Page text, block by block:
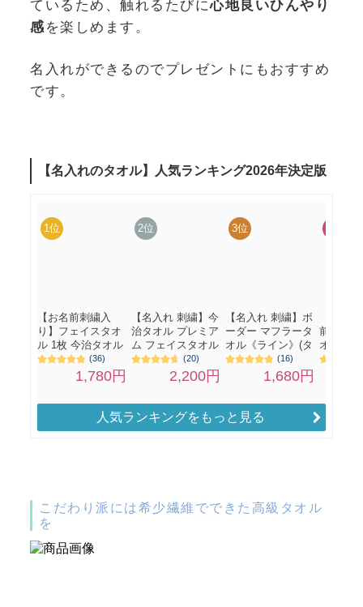
ているため、触れるたびに心地良いひんやり
感 を楽しめます。
名入れができるのでプレゼントにもおすすめ
です。
人気ランキングをもっと見る
こだわり派には希少繊維でできた高級タオル
を